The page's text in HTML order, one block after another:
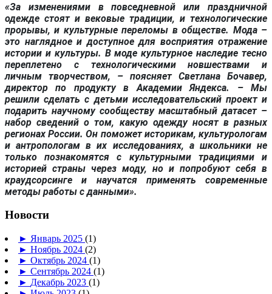
«За изменениями в повседневной или праздничной
одежде стоят и вековые традиции, и технологические
прорывы, и культурные переломы в обществе. Мода –
это наглядное и доступное для восприятия отражение
истории и культуры. В моде культурное наследие тесно
переплетено с технологическими новшествами и
личным творчеством, – поясняет Светлана Бочавер,
директор по продукту в Академии Яндекса. – Мы
решили сделать с детьми исследовательский проект и
подарить научному сообществу масштабный датасет –
набор сведений о том, какую одежду носят в разных
регионах России. Он поможет историкам, культурологам
и антропологам в их исследованиях, а школьники не
только познакомятся с культурными традициями и
историей страны через моду, но и попробуют себя в
краудсорсинге и научатся применять современные
методы работы с данными».
Новости
► Январь 2025 (1)
► Ноябрь 2024 (2)
► Октябрь 2024 (1)
► Сентябрь 2024 (1)
► Декабрь 2023 (1)